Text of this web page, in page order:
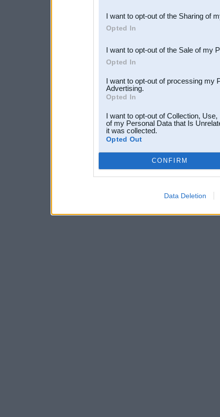
Downstream Participants
third parties.
I want to opt-out of the Sharing of
Opted In
I want to opt-out of the Sale of my
Opted In
I want to opt-out of processing my
Advertising.
Opted In
I want to opt-out of Collection,
of my Personal Data that Is
it was collected.
Opted Out
CONFIRM
Data Deletion